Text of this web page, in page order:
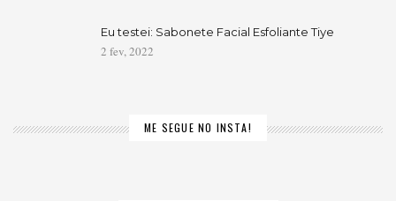
Eu testei: Sabonete Facial Esfoliante Tiye
2 fev, 2022
ME SEGUE NO INSTA!